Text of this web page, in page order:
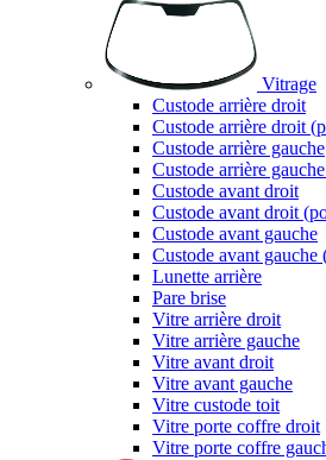
Vitrage
Custode arrière droit
Custode arrière droit
Custode arrière gauche
Custode arrière
Custode avant droit
Custode avant droit
Custode avant gauche
Custode avant gauche
Lunette arrière
Pare brise
Vitre arrière droit
Vitre arrière gauche
Vitre avant droit
Vitre avant gauche
Vitre custode toit
Vitre porte coffre droit
Vitre porte coffre